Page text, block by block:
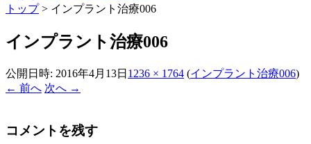
トップ> インプラント治療006
インプラント治療006
公開日時: 2016年4月13日 1236 × 1764 (インプラント治療006)
← 前へ 次へ →
コメントを残す